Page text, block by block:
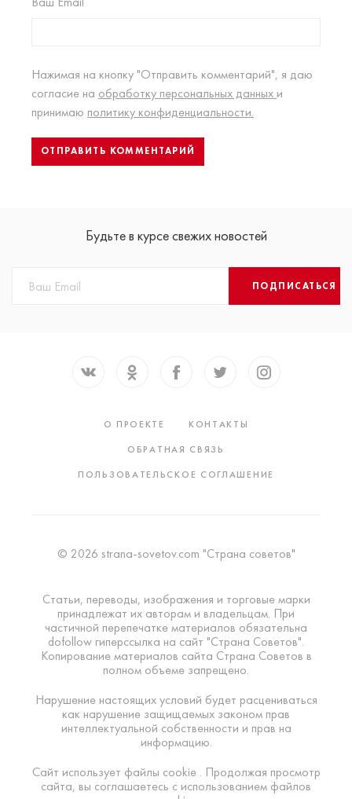
Нажимая на кнопку "Отправить комментарий", я даю
согласие на обработку персональных данных и
принимаю политику конфиденциальности.
Будьте в курсе свежих новостей
ПОДПИСАТЬСЯ
О ПРОЕКТЕ
КОНТАКТЫ
ОБРАТНАЯ СВЯЗЬ
ПОЛЬЗОВАТЕЛЬСКОЕ СОГЛАШЕНИЕ
© 2026 strana-sovetov.com "Страна советов"
Статьи, переводы, изображения и торговые марки
принадлежат их авторам и владельцам. При
частичной перепечатке материалов обязательна
dofollow гиперссылка на сайт "Страна Советов".
Копирование материалов сайта Страна Советов в
полном объеме запрещено.
Нарушение настоящих условий будет расцениваться
как нарушение защищаемых законом прав
интеллектуальной собственности и прав на
информацию.
Сайт использует файлы cookie . Продолжая просмотр
сайта, вы соглашаетесь с использованием файлов